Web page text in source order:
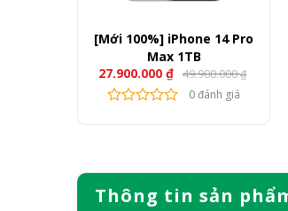
[Mới 100%] iPhone 14 Pro
Max 1TB
27.900.000 ₫ 49.900.000₫
0 đánh giá
Thông tin sản